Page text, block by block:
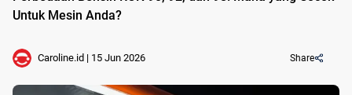
Untuk Mesin Anda?
Caroline.id | 15 Jun 2026 Share